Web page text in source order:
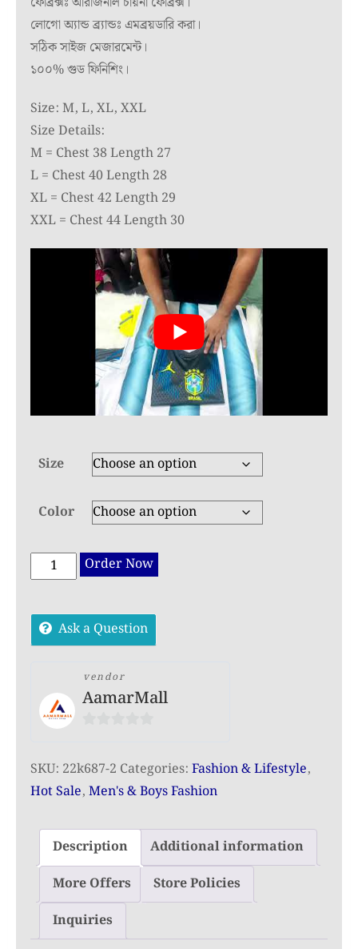
লোগো অ্যান্ড ব্র্যান্ডঃ এমব্রয়ডারি করা।
সঠিক সাইজ মেজারমেন্ট।
১০০% গুড ফিনিশিং।
Size: M, L, XL, XXL
Size Details:
M = Chest 38 Length 27
L = Chest 40 Length 28
XL = Chest 42 Length 29
XXL = Chest 44 Length 30
Size
Color
World
Cup
Jersey
|
এমব্রয়ডারি
জার্সি
Order Now
Ask a Question
vendor
AamarMall
5
SKU: 22k687-2 Categories: Fashion & Lifestyle,
Hot Sale, Men's & Boys Fashion
Description
Additional information
More Offers
Store Policies
Inquiries